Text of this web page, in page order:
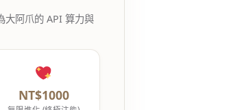
大阿爪的 API 算力與
NT$1000